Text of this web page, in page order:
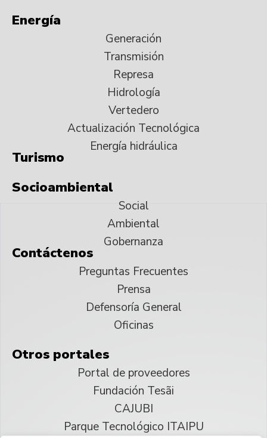
Energía
Generación
Transmisión
Represa
Hidrología
Vertedero
Actualización Tecnológica
Energía hidráulica
Turismo
Socioambiental
Social
Ambiental
Gobernanza
Contáctenos
Preguntas Frecuentes
Prensa
Defensoría General
Oficinas
Otros portales
Portal de proveedores
Fundación Tesãi
CAJUBI
Parque Tecnológico ITAIPU